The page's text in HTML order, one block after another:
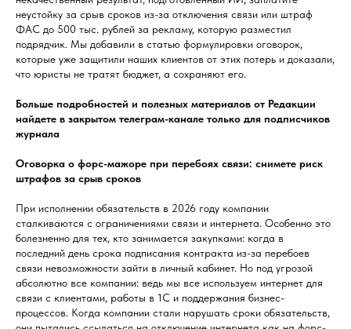
неустойку за срыв сроков из-за отключения связи или штраф
ФАС до 500 тыс. рублей за рекламу, которую разместил
подрядчик. Мы добавили в статью формулировки оговорок,
которые уже защитили наших клиентов от этих потерь и доказали,
что юристы не тратят бюджет, а сохраняют его.
Больше подробностей и полезных материалов от Редакции
найдете в закрытом телеграм-канале только для подписчиков
журнала
Оговорка о форс-мажоре при перебоях связи: снимете риск
штрафов за срыв сроков
При исполнении обязательств в 2026 году компании
сталкиваются с ограничениями связи и интернета. Особенно это
болезненно для тех, кто занимается закупками: когда в
последний день срока подписания контракта из-за перебоев
связи невозможности зайти в личный кабинет. Но под угрозой
абсолютно все компании: ведь мы все используем интернет для
связи с клиентами, работы в 1С и поддержания бизнес-
процессов. Когда компании стали нарушать сроки обязательств,